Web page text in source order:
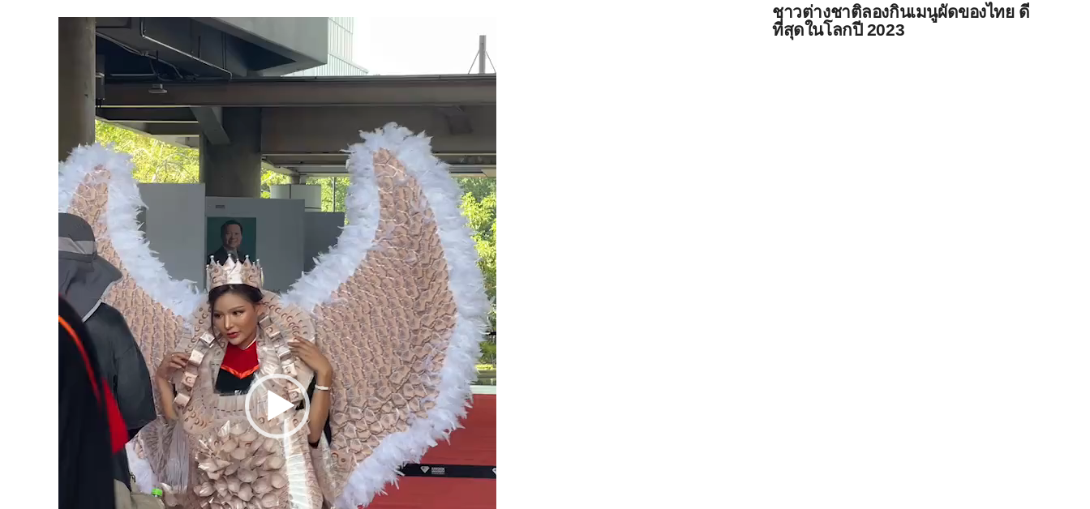
Video
ชาวต่างชาติลองกินเมนูผัดของไทย ดี
ที่สุดในโลกปี 2023